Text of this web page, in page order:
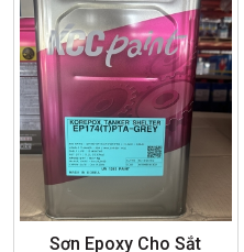
Sơn Epoxy Cho Sắt